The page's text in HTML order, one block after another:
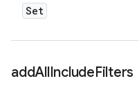
Set
addAllIncludeFilters